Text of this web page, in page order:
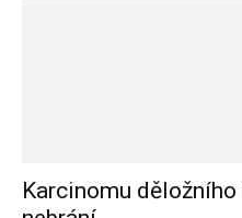
Karcinomu děložního